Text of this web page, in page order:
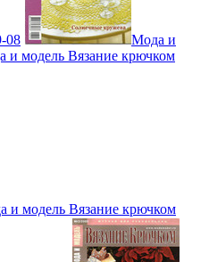
08
Мода и
и модель Вязание крючком
и модель Вязание крючком